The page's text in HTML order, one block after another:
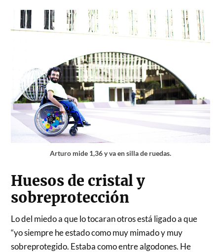
Arturo mide 1,36 y va en silla de ruedas.
Huesos de cristal y
sobreprotección
Lo del miedo a que lo tocaran otros está ligado a que
“yo siempre he estado como muy mimado y muy
sobreprotegido. Estaba como entre algodones. He